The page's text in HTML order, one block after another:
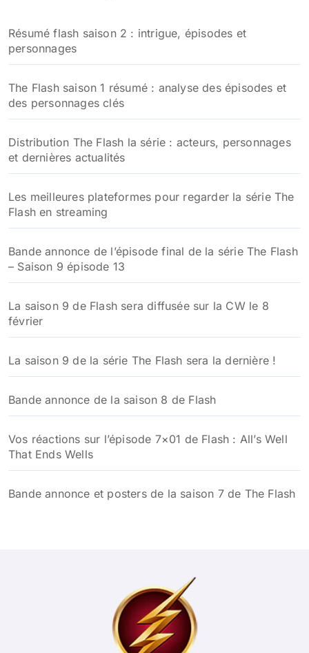
e
r
Résumé flash saison 2 : intrigue, épisodes et
personnages
The Flash saison 1 résumé : analyse des épisodes et
des personnages clés
Distribution The Flash la série : acteurs, personnages
et dernières actualités
Les meilleures plateformes pour regarder la série The
Flash en streaming
Bande annonce de l’épisode final de la série The Flash
– Saison 9 épisode 13
La saison 9 de Flash sera diffusée sur la CW le 8
février
La saison 9 de la série The Flash sera la dernière !
Bande annonce de la saison 8 de Flash
Vos réactions sur l’épisode 7×01 de Flash : All’s Well
That Ends Wells
Bande annonce et posters de la saison 7 de The Flash